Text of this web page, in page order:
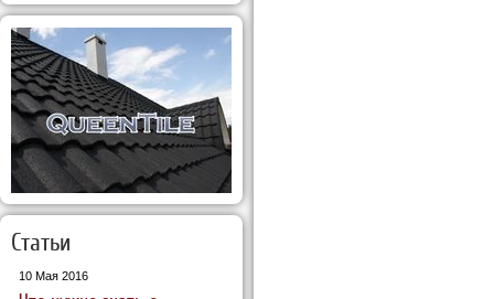
Статьи
10 Мая 2016